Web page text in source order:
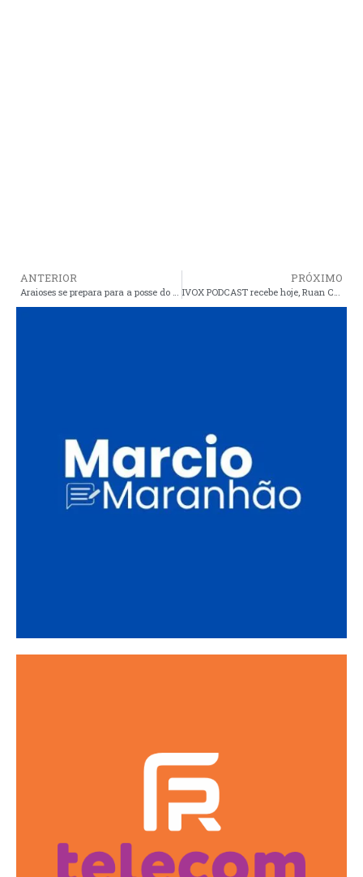
ANTERIOR
Araioses se prepara para a posse do novo Prefeito, Bernardo Almeida – BBA
PRÓXIMO
IVOX PODCAST recebe hoje, Ruan Carlos, artista e atleta mirim de Araioses